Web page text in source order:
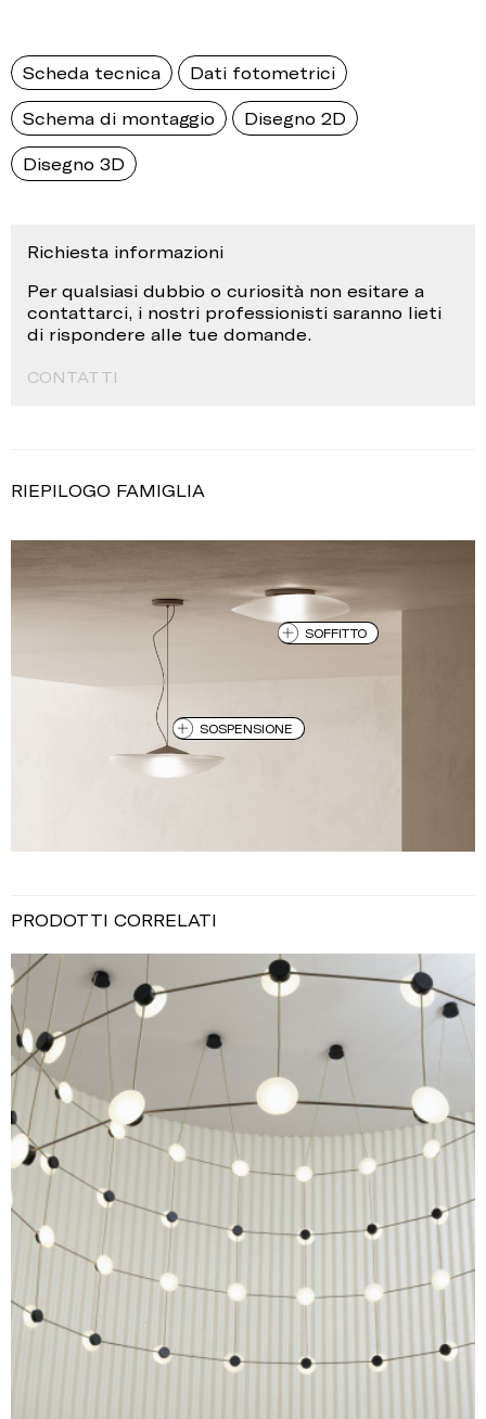
Scheda tecnica Dati fotometrici
Schema di montaggio Disegno 2D
Disegno 3D
Richiesta informazioni
Per qualsiasi dubbio o curiosità non esitare a
contattarci, i nostri professionisti saranno lieti
di rispondere alle tue domande.
CONTATTI
RIEPILOGO FAMIGLIA
SOSPENSIONE
SOFFITTO
PRODOTTI CORRELATI